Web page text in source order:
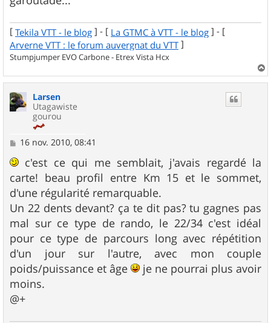
[ Tekila VTT - le blog ] - [ La GTMC à VTT - le blog ] - [
Arverne VTT : le forum auvergnat du VTT ]
Stumpjumper EVO Carbone - Etrex Vista Hcx
a
Larsen
Utagawiste
gourou
M
s
a
g
e
16 nov. 2010, 08:41
c'est ce qui me semblait, j'avais regardé la
carte! beau profil entre Km 15 et le sommet,
d'une régularité remarquable.
Un 22 dents devant? ça te dit pas? tu gagnes pas
mal sur ce type de rando, le 22/34 c'est idéal
pour ce type de parcours long avec répétition
d'un jour sur l'autre, avec mon couple
poids/puissance et âge
je ne pourrai plus avoir
moins.
@+